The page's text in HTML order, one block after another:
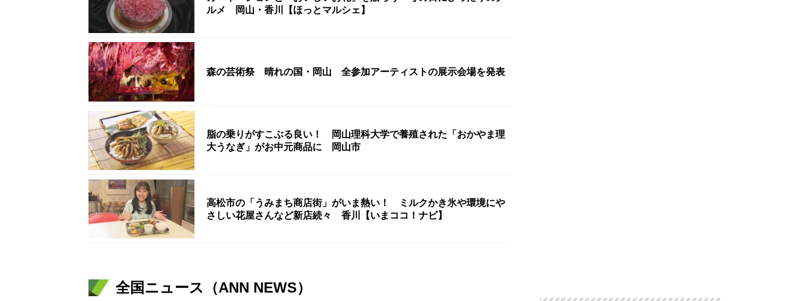
ルメ 岡山・香川【ほっとマルシェ】
森の芸術祭 晴れの国・岡山 全参加アーティストの展示会場を発表
脂の乗りがすこぶる良い！ 岡山理科大学で養殖された「おかやま理
大うなぎ」がお中元商品に 岡山市
高松市の「うみまち商店街」がいま熱い！ ミルクかき氷や環境にや
さしい花屋さんなど新店続々 香川【いまココ！ナビ】
全国ニュース（ANN NEWS）